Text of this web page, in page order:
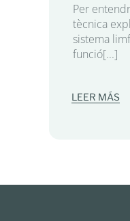
Per
tècnica
sistema
funció[...]
LEER MÁS